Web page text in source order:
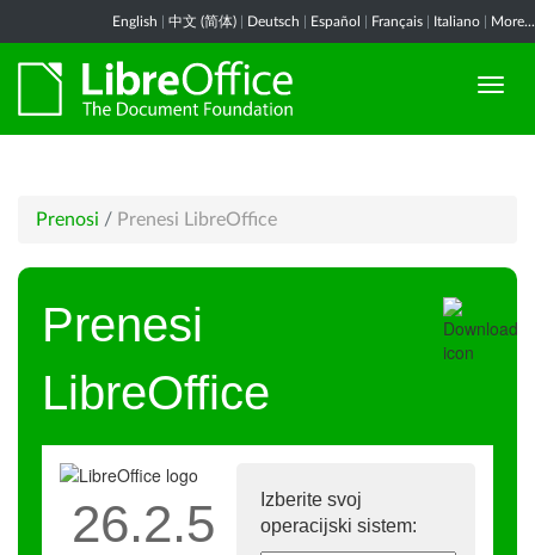
English 中文 (简体) Deutsch Español Français Italiano More...
Prenosi / Prenesi LibreOffice
Prenesi
LibreOffice
Izberite svoj
operacijski sistem:
26.2.5